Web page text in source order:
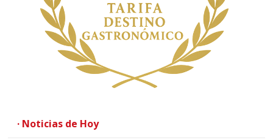
· Noticias de Hoy